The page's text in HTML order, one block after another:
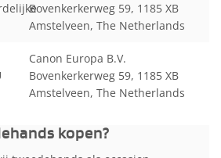
Bovenkerkerweg 59, 1185 XB
Amstelveen, The Netherlands
Canon Europa B.V.
Bovenkerkerweg 59, 1185 XB
Amstelveen, The Netherlands
kopen?